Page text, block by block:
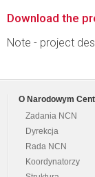
Download the
Note - project
O Narodowym
Zadania NCN
Dyrekcja
Rada NCN
Koordynatorzy